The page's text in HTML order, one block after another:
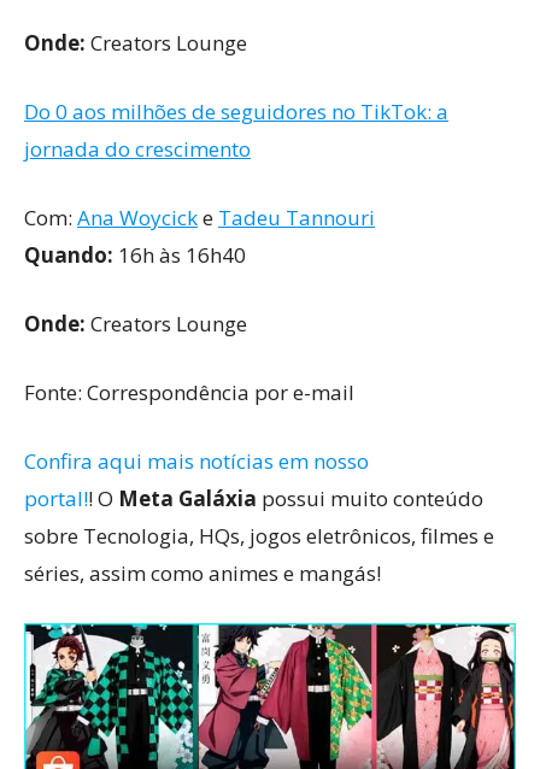
Onde: Creators Lounge
Do 0 aos milhões de seguidores no TikTok: a
jornada do crescimento
Com: Ana Woycicke Tadeu Tannouri
Quando: 16h às 16h40
Onde: Creators Lounge
Fonte: Correspondência por e-mail
Confira aqui mais notícias em nosso
portal!! O Meta Galáxia possui muito conteúdo
sobre Tecnologia, HQs, jogos eletrônicos, filmes e
séries, assim como animes e mangás!